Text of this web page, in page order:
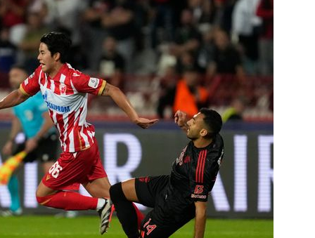
"오세훈이 주택 공급 않아" "
반영"…민주당의 부동산 세제
3
“월급만으론 집 못 사”…레버
탄 청년들 [Now 2.30]
4
"탄약 왜 부족한 거야"…트럼
무기고 고갈'에 국방장관 질책
[데일리안 오늘뉴스 종합] 축
인 심판에 성접대 의혹, 李대
지율 하락 의식했나, 삼전닉스
물, SK하이닉스 프리마켓 시
점화, 김민석 "과반 승리 가